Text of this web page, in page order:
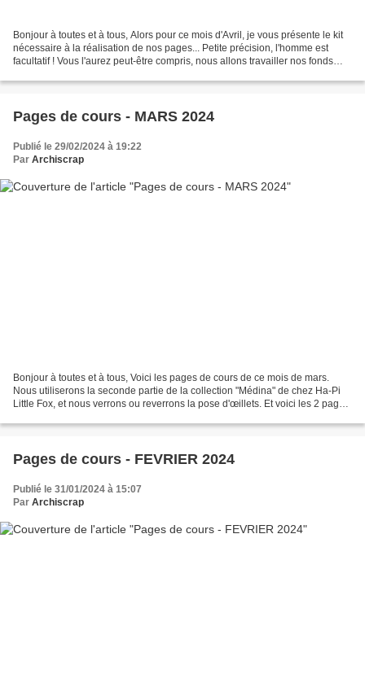
Bonjour à toutes et à tous, Alors pour ce mois d'Avril, je vous présente le kit
nécessaire à la réalisation de nos pages... Petite précision, l'homme est
facultatif ! Vous l'aurez peut-être compris, nous allons travailler nos fonds
Pages de cours - MARS 2024
Publié le 29/02/2024 à 19:22
Par Archiscrap
Bonjour à toutes et à tous, Voici les pages de cours de ce mois de mars.
Nous utiliserons la seconde partie de la collection "Médina" de chez Ha-Pi
Little Fox, et nous verrons ou reverrons la pose d'œillets. Et voici les 2 pages.
Pages de cours - FEVRIER 2024
Publié le 31/01/2024 à 15:07
Par Archiscrap